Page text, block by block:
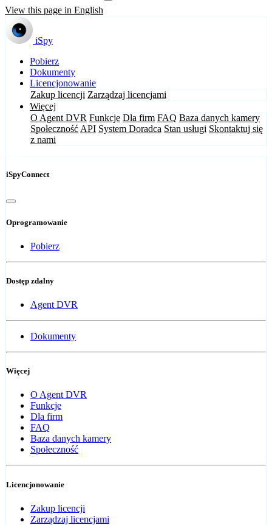
View this page in English
iSpy
Pobierz
Dokumenty
Licencjonowanie
Zakup licencji Zarządzaj licencjami
Więcej
O Agent DVR Funkcje Dla firm FAQ Baza danych kamery
Społeczność API System Doradca Stan usługi Skontaktuj się
z nami
iSpyConnect
Oprogramowanie
Pobierz
Dostęp zdalny
Agent DVR
Dokumenty
Więcej
O Agent DVR
Funkcje
Dla firm
FAQ
Baza danych kamery
Społeczność
Licencjonowanie
Zakup licencji
Zarządzaj licencjami